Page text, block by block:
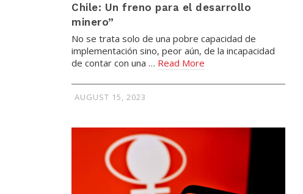
Chile: Un freno para el desarrollo
minero”
No se trata solo de una pobre capacidad de
implementación sino, peor aún, de la incapacidad
de contar con una … Read More
AUGUST 15, 2023